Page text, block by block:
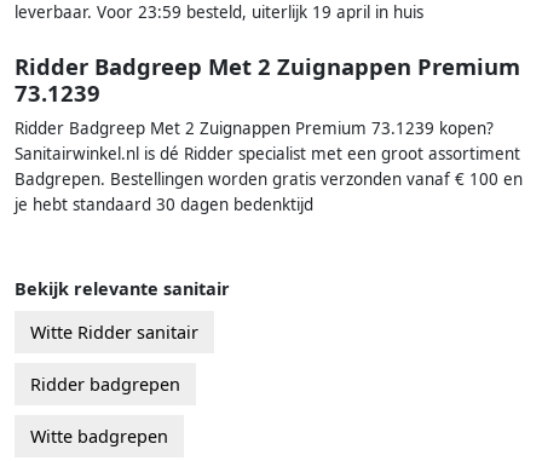
leverbaar. Voor 23:59 besteld, uiterlijk 19 april in huis
Ridder Badgreep Met 2 Zuignappen Premium
73.1239
Ridder Badgreep Met 2 Zuignappen Premium 73.1239 kopen?
Sanitairwinkel.nl is dé Ridder specialist met een groot assortiment
Badgrepen. Bestellingen worden gratis verzonden vanaf € 100 en
je hebt standaard 30 dagen bedenktijd
Bekijk relevante sanitair
Witte Ridder sanitair
Ridder badgrepen
Witte badgrepen